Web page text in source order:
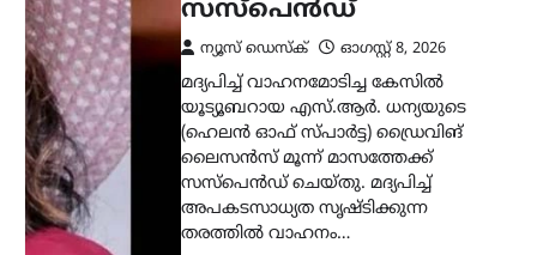
ഇന്ത്യയിൽ നിർമ്മിക്കും
ന്യൂസ് ഡെസ്ക് ഓഗസ്റ്റ്‌ 8, 2026
ഇന്ത്യൻ വ്യോമസേനയുടെ ശക്തി
വർധിപ്പിക്കുന്നതിന് നിർണായകമായ
നീക്കമായി 114 റാഫേൽ
യുദ്ധവിമാനങ്ങൾ വാങ്ങാനുള്ള
പദ്ധതിയിൽ ഇന്ത്യയിൽ തന്നെ 94
വിമാനങ്ങൾ നിർമ്മിക്കാൻ ഫ്രാൻസ്
സന്നദ്ധത അറിയിച്ചു. ഇതുസംബന്ധിച്ച…